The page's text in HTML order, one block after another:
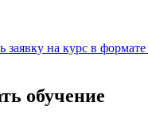
заявку на курс в
обучение